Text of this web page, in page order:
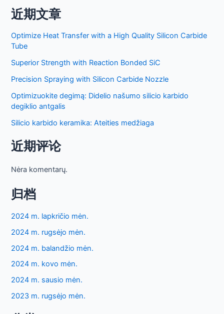
近期文章
Optimize Heat Transfer with a High Quality Silicon Carbide
Tube
Superior Strength with Reaction Bonded SiC
Precision Spraying with Silicon Carbide Nozzle
Optimizuokite degimą: Didelio našumo silicio karbido
degiklio antgalis
Silicio karbido keramika: Ateities medžiaga
近期评论
Nėra komentarų.
归档
2024 m. lapkričio mėn.
2024 m. rugsėjo mėn.
2024 m. balandžio mėn.
2024 m. kovo mėn.
2024 m. sausio mėn.
2023 m. rugsėjo mėn.